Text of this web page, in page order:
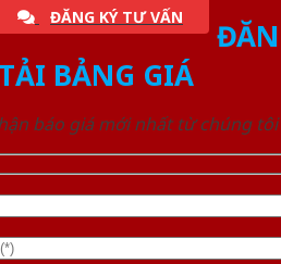
ĐĂNG KÝ TƯ VẤN
TẢI BẢNG GIÁ
báo giá mới nhất từ chúng tôi